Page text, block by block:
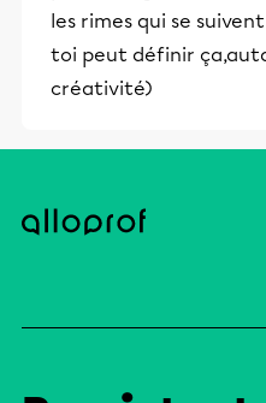
les rimes qui se
toi peut définir
créativité)